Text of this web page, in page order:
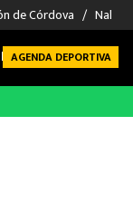
de Córdova
FUTBOL
AGENDA DEPORTIVA